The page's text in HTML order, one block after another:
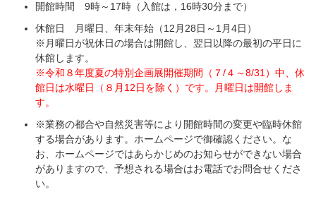
開館時間 9時～17時（入館は，16時30分まで）
休館日 月曜日、年末年始（12月28日～1月4日）
※月曜日が祝休日の場合は開館し、翌日以降の最初の平日に
休館します。
※令和８年度夏の特別企画展開催期間（７/４～8/31）中、休
館日は水曜日（８月12日を除く）です。月曜日は開館しま
す。
※業務の都合や自然災害等により開館時間の変更や臨時休館
する場合があります。ホームページで御確認ください。な
お、ホームページではあらかじめのお知らせができない場合
がありますので、予想される場合はお電話でお問合せくださ
い。